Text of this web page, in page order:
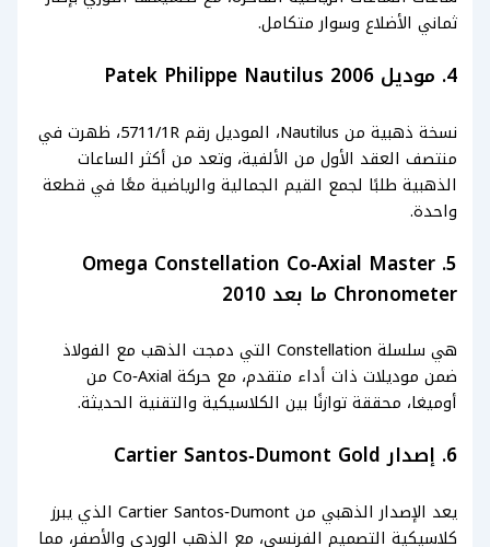
ثماني الأضلاع وسوار متكامل.
4. موديل Patek Philippe Nautilus 2006
نسخة ذهبية من Nautilus، الموديل رقم 5711/1R، ظهرت في
منتصف العقد الأول من الألفية، وتعد من أكثر الساعات
الذهبية طلبًا لجمع القيم الجمالية والرياضية معًا في قطعة
واحدة.
5. Omega Constellation Co‑Axial Master
Chronometer ما بعد 2010
هي سلسلة Constellation التي دمجت الذهب مع الفولاذ
ضمن موديلات ذات أداء متقدم، مع حركة Co‑Axial من
أوميغا، محققة توازنًا بين الكلاسيكية والتقنية الحديثة.
6. إصدار Cartier Santos‑Dumont Gold
يعد الإصدار الذهبي من Cartier Santos‑Dumont الذي يبرز
كلاسيكية التصميم الفرنسي، مع الذهب الوردي والأصفر، مما